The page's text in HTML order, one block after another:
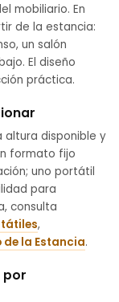
mobiliario. En
de la estancia:
un salón
El diseño
práctica.
altura disponible y
formato fijo
uno portátil
para
consulta
,
de la Estancia.
por